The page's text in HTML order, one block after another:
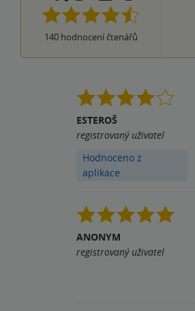
140 hodnocení čtenářů
ESTEROŠ
registrovaný uživatel
Hodnoceno z
aplikace
ANONYM
registrovaný uživatel